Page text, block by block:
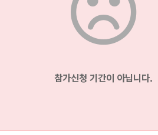
참가신청 기간이 아닙니다.